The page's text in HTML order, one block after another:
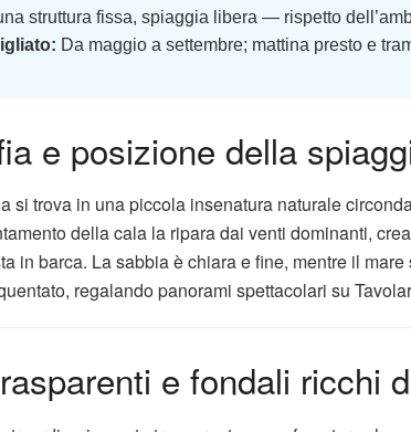
struttura fissa, spiaggia libera — rispetto
Da maggio a settembre; mattina presto e
e posizione della
si trova in una piccola insenatura naturale
della cala la ripara dai venti dominanti,
in barca. La sabbia è chiara e fine, mentre il
regalando panorami spettacolari su
e fondali ricchi